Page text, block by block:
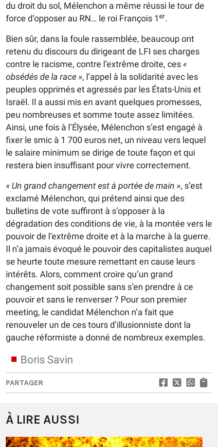
du droit du sol, Mélenchon a même réussi le tour de
force d’opposer au RN… le roi François 1er.
Bien sûr, dans la foule rassemblée, beaucoup ont
retenu du discours du dirigeant de LFI ses charges
contre le racisme, contre l’extrême droite, ces «
obsédés de la race », l’appel à la solidarité avec les
peuples opprimés et agressés par les États-Unis et
Israël. Il a aussi mis en avant quelques promesses,
peu nombreuses et somme toute assez limitées.
Ainsi, une fois à l’Élysée, Mélenchon s’est engagé à
fixer le smic à 1 700 euros net, un niveau vers lequel
le salaire minimum se dirige de toute façon et qui
restera bien insuffisant pour vivre correctement.
« Un grand changement est à portée de main », s’est
exclamé Mélenchon, qui prétend ainsi que des
bulletins de vote suffiront à s’opposer à la
dégradation des conditions de vie, à la montée vers le
pouvoir de l’extrême droite et à la marche à la guerre.
Il n’a jamais évoqué le pouvoir des capitalistes auquel
se heurte toute mesure remettant en cause leurs
intérêts. Alors, comment croire qu’un grand
changement soit possible sans s’en prendre à ce
pouvoir et sans le renverser ? Pour son premier
meeting, le candidat Mélenchon n’a fait que
renouveler un de ces tours d’illusionniste dont la
gauche réformiste a donné de nombreux exemples.
Boris Savin
PARTAGER
À LIRE AUSSI